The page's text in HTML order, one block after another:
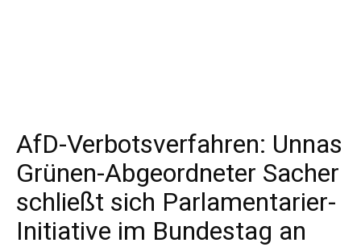
AfD-Verbotsverfahren: Unnas
Grünen-Abgeordneter Sacher
schließt sich Parlamentarier-
Initiative im Bundestag an